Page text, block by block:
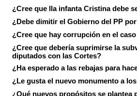
¿Cree que lla infanta Cristina debe
¿Debe dimitir el Gobierno del PP
¿Cree que hay corrupción en el
¿Cree que debería suprimirse la
diputados con las Cortes?
¿Ha esperado a las rebajas para
¿Le gusta el nuevo monumento a
¿Qué nuevos propósitos se plantea